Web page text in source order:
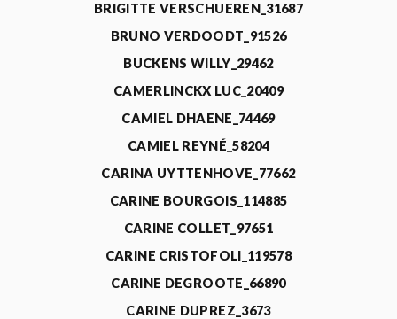
BRIGITTE VERSCHUEREN_31687
BRUNO VERDOODT_91526
BUCKENS WILLY_29462
CAMERLINCKX LUC_20409
CAMIEL DHAENE_74469
CAMIEL REYNÉ_58204
CARINA UYTTENHOVE_77662
CARINE BOURGOIS_114885
CARINE COLLET_97651
CARINE CRISTOFOLI_119578
CARINE DEGROOTE_66890
CARINE DUPREZ_3673